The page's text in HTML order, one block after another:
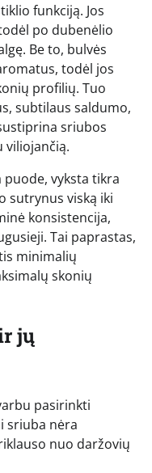
funkciją. Jos
po dubenėlio
Be to, bulvės
todėl jos
profilių. Tuo
subtilaus saldumo,
sriubos
viliojančią.
vyksta tikra
sutrynus viską iki
konsistencija,
Tai paprastas,
minimalių
skonių
jų
pasirinkti
sriuba nėra
nuo daržovių